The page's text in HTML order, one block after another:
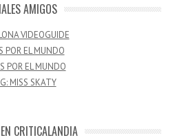
AMIGOS
VIDEOGUIDE
POR EL MUNDO
POR EL MUNDO
MISS SKATY
CRITICALANDIA